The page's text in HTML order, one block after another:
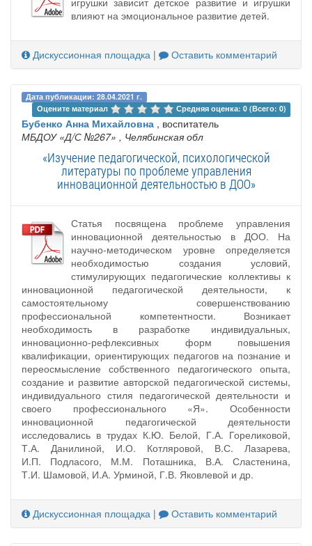
влияют на эмоциональное развитие детей.
Дискуссионная площадка | Оставить комментарий
Дата публикации: 28.04.2021 г.
Оцените материал
Средняя оценка: 0 (Всего: 0)
Бубенко Анна Михайловна , воспитатель
МБДОУ «Д/С №267» , Челябинская обл
«Изучение педагогической, психологической
литературы по проблеме управления
инновационной деятельностью в ДОО»
Статья посвящена проблеме управления
инновационной деятельностью в ДОО. На
научно-методическом уровне определяется
необходимостью создания условий,
стимулирующих педагогические коллективы к
инновационной педагогической деятельности, к
самостоятельному совершенствованию
профессиональной компетентности. Возникает
необходимость в разработке индивидуальных,
инновационно-рефлексивных форм повышения
квалификации, ориентирующих педагогов на познание и
переосмысление собственного педагогического опыта,
создание и развитие авторской педагогической системы,
индивидуального стиля педагогической деятельности и
своего профессионального «Я». Особенности
инновационной педагогической деятельности
исследовались в трудах К.Ю. Белой, Г.А. Гореликовой,
Т.А. Данилиной, И.О. Котляровой, В.С. Лазарева,
И.П. Подласого, М.М. Поташника, В.А. Сластенина,
Т.И. Шамовой, И.А. Урминой, Г.В. Яковлевой и др.
Дискуссионная площадка | Оставить комментарий